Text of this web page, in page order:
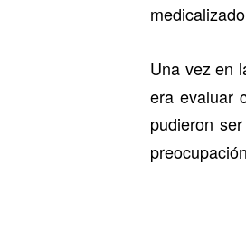
Una vez en
era evaluar
pudieron